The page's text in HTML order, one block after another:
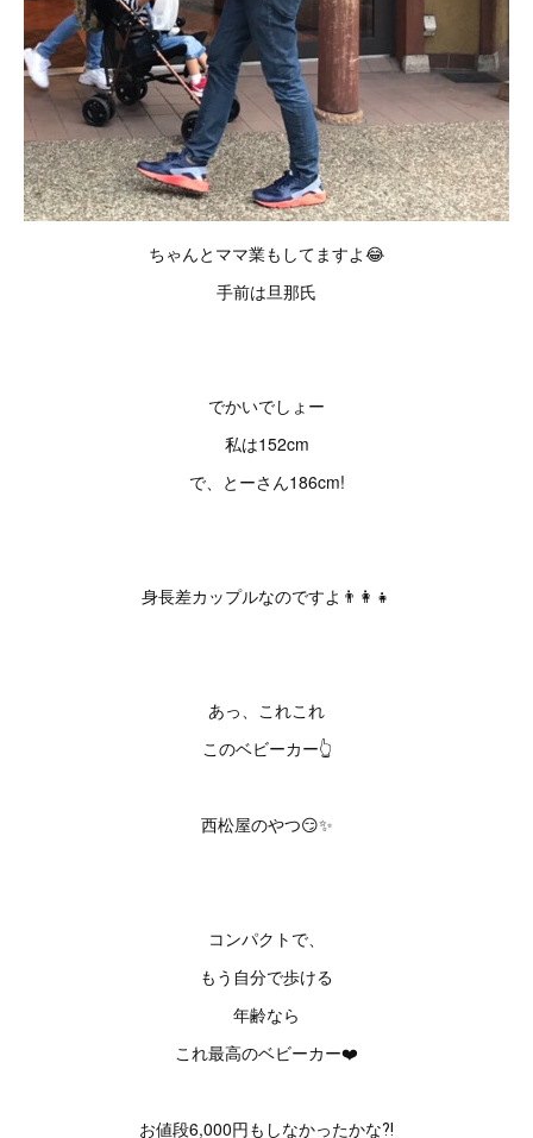
ちゃんとママ業もしてますよ😂
手前は旦那氏
でかいでしょー
私は152cm
で、とーさん186cm!
身長差カップルなのですよ👨‍👩‍👧
あっ、これこれ
このベビーカー👆
西松屋のやつ😏✨
コンパクトで、
もう自分で歩ける
年齢なら
これ最高のベビーカー❤️
お値段6,000円もしなかったかな⁈